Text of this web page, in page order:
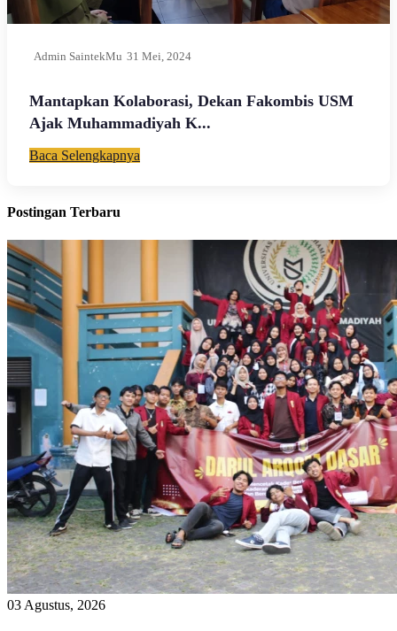
Admin SaintekMu 31 Mei, 2024
Mantapkan Kolaborasi, Dekan Fakombis USM
Ajak Muhammadiyah K...
Baca Selengkapnya
Postingan Terbaru
03 Agustus, 2026